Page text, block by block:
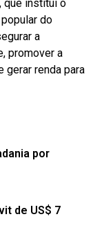
que institui o
do
a
promover a
gerar renda para
por
de US$ 7